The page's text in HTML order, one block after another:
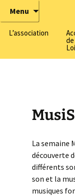
Tous
Menu
L’association
L’équipe
d’intervention
Parlons Sciences, le
scientifique
de
La semaine
découverte
différents
son et la
musiques